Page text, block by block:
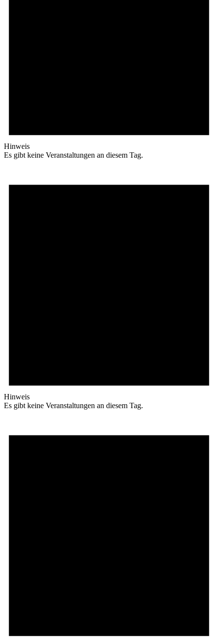
Hinweis
Es gibt keine Veranstaltungen an diesem Tag.
Hinweis
Es gibt keine Veranstaltungen an diesem Tag.